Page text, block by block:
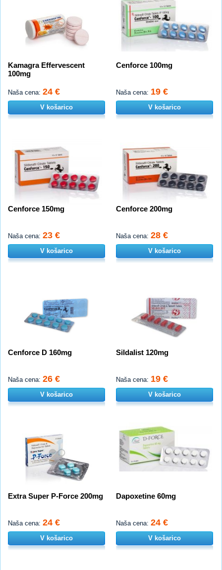
Kamagra Effervescent
100mg
Naša cena: 24 €
V košarico
Cenforce 100mg
Naša cena: 19 €
V košarico
Cenforce 150mg
Naša cena: 23 €
V košarico
Cenforce 200mg
Naša cena: 28 €
V košarico
Cenforce D 160mg
Naša cena: 26 €
V košarico
Sildalist 120mg
Naša cena: 19 €
V košarico
Extra Super P-Force 200mg
Naša cena: 24 €
V košarico
Dapoxetine 60mg
Naša cena: 24 €
V košarico